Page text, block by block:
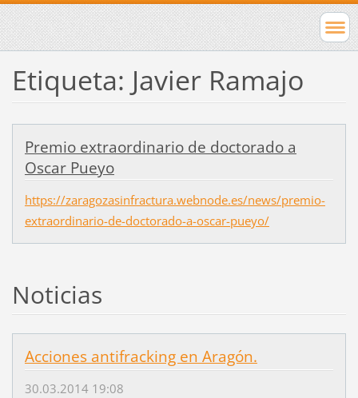
Etiqueta: Javier Ramajo
Premio extraordinario de doctorado a
Oscar Pueyo
https://zaragozasinfractura.webnode.es/news/premio-
extraordinario-de-doctorado-a-oscar-pueyo/
Noticias
Acciones antifracking en Aragón.
30.03.2014 19:08